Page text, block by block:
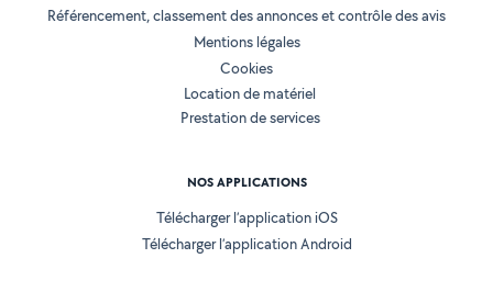
Référencement, classement des annonces et contrôle des avis
Mentions légales
Cookies
Location de matériel
Prestation de services
NOS APPLICATIONS
Télécharger l’application iOS
Télécharger l’application Android